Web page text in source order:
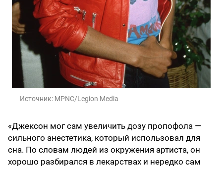
Источник: MPNC/Legion Media
«Джексон мог сам увеличить дозу пропофола —
сильного анестетика, который использовал для
сна. По словам людей из окружения артиста, он
хорошо разбирался в лекарствах и нередко сам